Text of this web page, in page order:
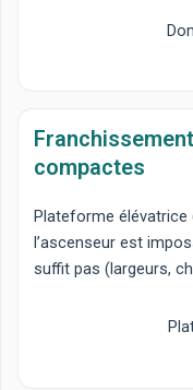
compactes
Plateforme élévatrice
l’ascenseur est
suffit pas (largeurs,